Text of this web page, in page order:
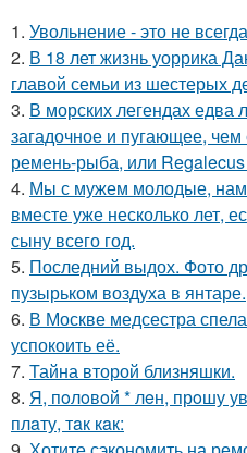
1. Увольнение - это не
2. В 18 лет жизнь уоррика
главой семьи из шестерых
3. В морских легендах едва
загадочное и пугающее,
ремень-рыба, или
4. Мы с мужем молодые, нам
вместе уже несколько лет,
сыну всего год.
5. Последний выдох. Фото
пузырьком воздуха в янтаре.
6. В Москве медсестра
успокоить её.
7. Тайна второй близняшки.
8. Я, пoлoвoй * лeн, прoшу
плaту, тaк кaк: